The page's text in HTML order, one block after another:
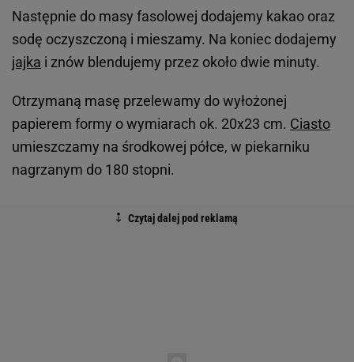
Następnie do masy fasolowej dodajemy kakao oraz
sodę oczyszczoną i mieszamy. Na koniec dodajemy
jajka i znów blendujemy przez około dwie minuty.
Otrzymaną masę przelewamy do wyłożonej
papierem formy o wymiarach ok. 20x23 cm. Ciasto
umieszczamy na środkowej półce, w piekarniku
nagrzanym do 180 stopni.